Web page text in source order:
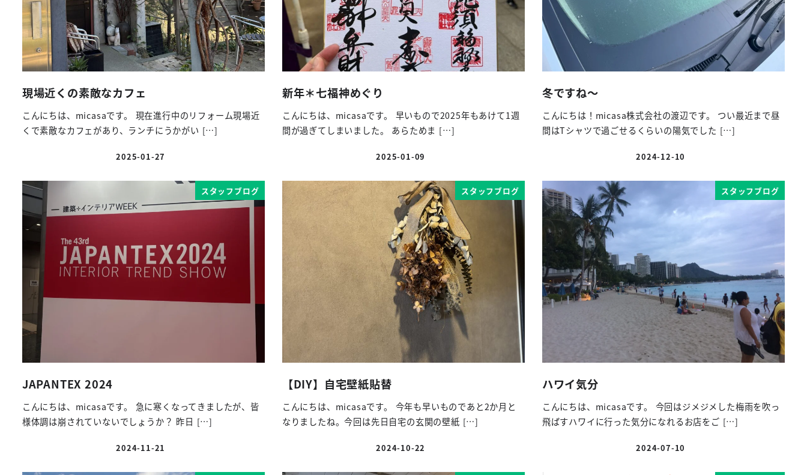
現場近くの素敵なカフェ
こんにちは、micasaです。 現在進行中のリフォーム現場近
くで素敵なカフェがあり、ランチにうかがい […]
投稿日
2025-01-27
新年＊七福神めぐり
こんにちは、micasaです。 早いもので2025年もあけて1週
間が過ぎてしまいました。 あらためま […]
投稿日
2025-01-09
冬ですね～
こんにちは！micasa株式会社の渡辺です。 つい最近まで昼
間はTシャツで過ごせるくらいの陽気でした […]
投稿日
2024-12-10
スタッフブログ
JAPANTEX 2024
こんにちは、micasaです。 急に寒くなってきましたが、皆
様体調は崩されていないでしょうか？ 昨日 […]
投稿日
2024-11-21
スタッフブログ
【DIY】自宅壁紙貼替
こんにちは、micasaです。 今年も早いものであと2か月と
なりましたね。今回は先日自宅の玄関の壁紙 […]
投稿日
2024-10-22
スタッフブログ
ハワイ気分
こんにちは、micasaです。 今回はジメジメした梅雨を吹っ
飛ばすハワイに行った気分になれるお店をご […]
投稿日
2024-07-10